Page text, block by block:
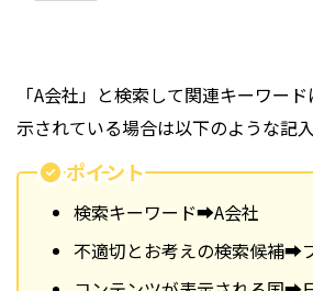
「A会社」と検索して関連キーワー
示されている場合は以下のような記
ポイント
検索キーワード➡A会社
不適切とお考えの検索候補➡